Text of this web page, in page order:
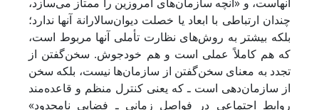
چندان ارتباطی با ابعاد یا خصلت دیوان‌سالارانة آنها ندارد؛
بلکه بیشتر به روش‌های نظارت تأملی آنها مربوط است،
که هم کاملاً عملی است و هم خودجوش. سخن‌گفتن از
تجدد به معنای سخن‌گفتن از سازمان‌ها نیست، بلکه سخن
از سازمان‌دهی است ـ که یعنی کنترل منظم و قاعده‌مند
روابط اجتماعی در فواصل زمانی ـ فضایی نامحدود»